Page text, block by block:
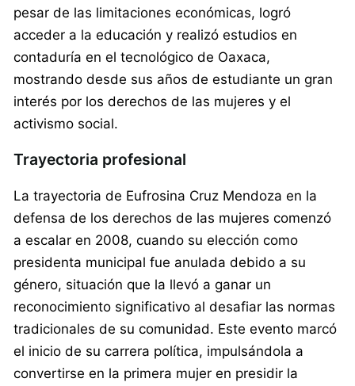
pesar de las limitaciones económicas, logró
acceder a la educación y realizó estudios en
contaduría en el tecnológico de Oaxaca,
mostrando desde sus años de estudiante un gran
interés por los derechos de las mujeres y el
activismo social.
Trayectoria profesional
La trayectoria de Eufrosina Cruz Mendoza en la
defensa de los derechos de las mujeres comenzó
a escalar en 2008, cuando su elección como
presidenta municipal fue anulada debido a su
género, situación que la llevó a ganar un
reconocimiento significativo al desafiar las normas
tradicionales de su comunidad. Este evento marcó
el inicio de su carrera política, impulsándola a
convertirse en la primera mujer en presidir la